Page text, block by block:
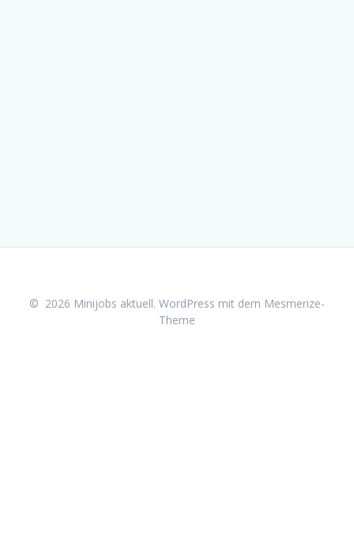
© 2026 Minijobs aktuell. WordPress mit dem Mesmerize-
Theme